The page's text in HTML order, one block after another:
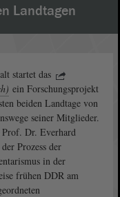
Landtagen
startet das
ein Forschungsprojekt
beiden Landtage von
seiner Mitglieder.
Prof. Dr. Everhard
Prozess der
in der
frühen DDR am